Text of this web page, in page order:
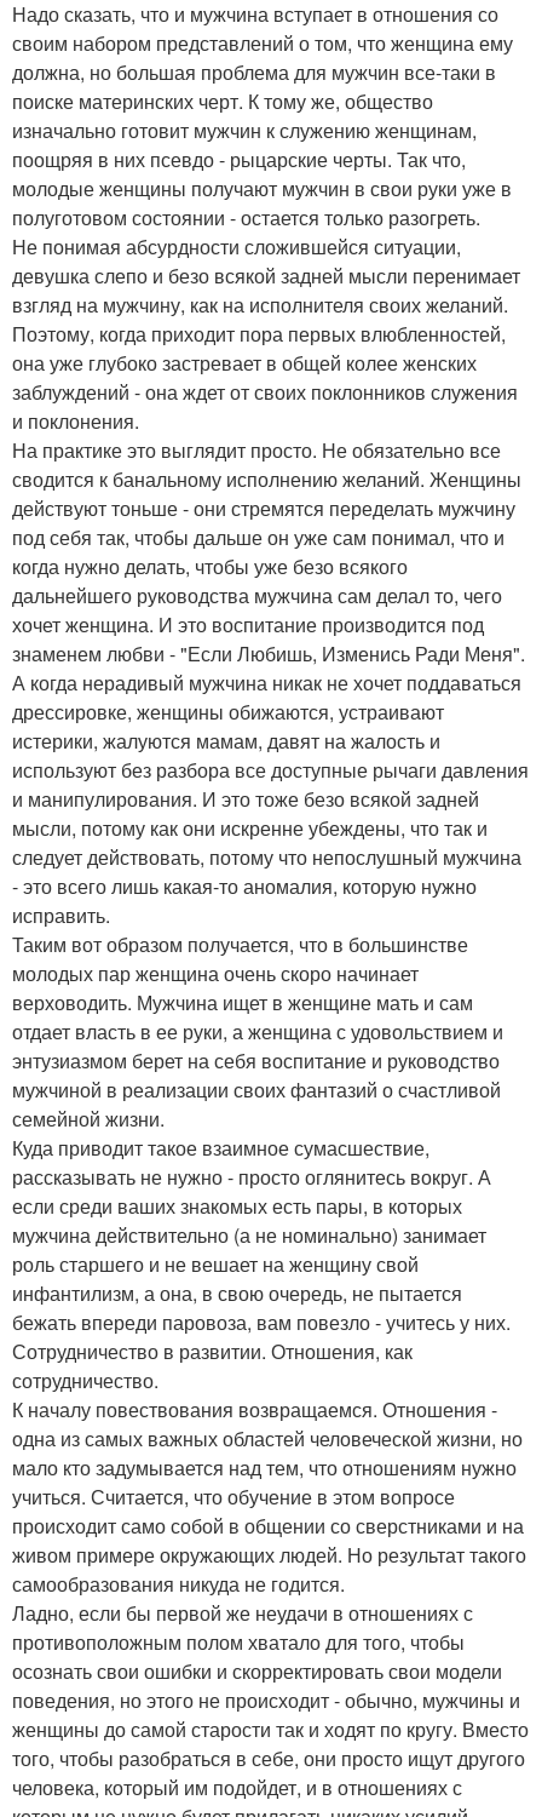
Надо сказать, что и мужчина вступает в отношения со
своим набором представлений о том, что женщина ему
должна, но большая проблема для мужчин все-таки в
поиске материнских черт. К тому же, общество
изначально готовит мужчин к служению женщинам,
поощряя в них псевдо - рыцарские черты. Так что,
молодые женщины получают мужчин в свои руки уже в
полуготовом состоянии - остается только разогреть.
Не понимая абсурдности сложившейся ситуации,
девушка слепо и безо всякой задней мысли перенимает
взгляд на мужчину, как на исполнителя своих желаний.
Поэтому, когда приходит пора первых влюбленностей,
она уже глубоко застревает в общей колее женских
заблуждений - она ждет от своих поклонников служения
и поклонения.
На практике это выглядит просто. Не обязательно все
сводится к банальному исполнению желаний. Женщины
действуют тоньше - они стремятся переделать мужчину
под себя так, чтобы дальше он уже сам понимал, что и
когда нужно делать, чтобы уже безо всякого
дальнейшего руководства мужчина сам делал то, чего
хочет женщина. И это воспитание производится под
знаменем любви - "Если Любишь, Изменись Ради Меня".
А когда нерадивый мужчина никак не хочет поддаваться
дрессировке, женщины обижаются, устраивают
истерики, жалуются мамам, давят на жалость и
используют без разбора все доступные рычаги давления
и манипулирования. И это тоже безо всякой задней
мысли, потому как они искренне убеждены, что так и
следует действовать, потому что непослушный мужчина
- это всего лишь какая-то аномалия, которую нужно
исправить.
Таким вот образом получается, что в большинстве
молодых пар женщина очень скоро начинает
верховодить. Мужчина ищет в женщине мать и сам
отдает власть в ее руки, а женщина с удовольствием и
энтузиазмом берет на себя воспитание и руководство
мужчиной в реализации своих фантазий о счастливой
семейной жизни.
Куда приводит такое взаимное сумасшествие,
рассказывать не нужно - просто оглянитесь вокруг. А
если среди ваших знакомых есть пары, в которых
мужчина действительно (а не номинально) занимает
роль старшего и не вешает на женщину свой
инфантилизм, а она, в свою очередь, не пытается
бежать впереди паровоза, вам повезло - учитесь у них.
Сотрудничество в развитии. Отношения, как
сотрудничество.
К началу повествования возвращаемся. Отношения -
одна из самых важных областей человеческой жизни, но
мало кто задумывается над тем, что отношениям нужно
учиться. Считается, что обучение в этом вопросе
происходит само собой в общении со сверстниками и на
живом примере окружающих людей. Но результат такого
самообразования никуда не годится.
Ладно, если бы первой же неудачи в отношениях с
противоположным полом хватало для того, чтобы
осознать свои ошибки и скорректировать свои модели
поведения, но этого не происходит - обычно, мужчины и
женщины до самой старости так и ходят по кругу. Вместо
того, чтобы разобраться в себе, они просто ищут другого
человека, который им подойдет, и в отношениях с